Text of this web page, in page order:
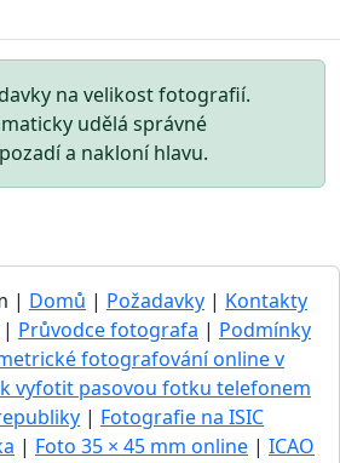
na velikost fotografií.
udělá správné
a nakloní hlavu.
| Domů | Požadavky | Kontakty
| Průvodce fotografa | Podmínky
fotografování online v
vyfotit pasovou fotku telefonem
| Fotografie na ISIC
| Foto 35 × 45 mm online | ICAO